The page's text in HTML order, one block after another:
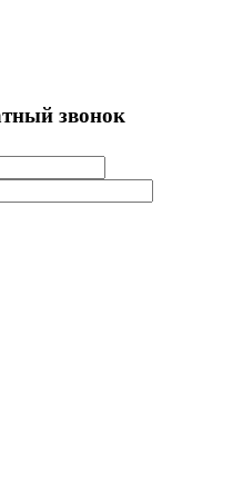
звонок